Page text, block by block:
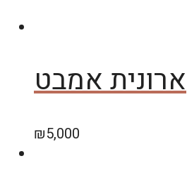
ארונית אמבט
₪5,000